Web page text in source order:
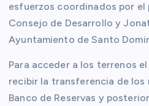
esfuerzos coordinados por el
Consejo de Desarrollo y
Ayuntamiento de Santo
Para acceder a los terrenos
recibir la transferencia de los
Banco de Reservas y